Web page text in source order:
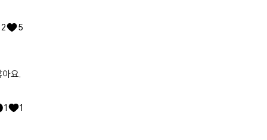
2 5
요.
1 1